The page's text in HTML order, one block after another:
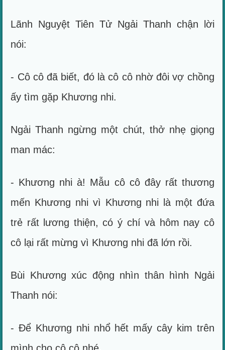
Lãnh Nguyệt Tiên Tử Ngải Thanh chận lời
nói:
- Cô cô đã biết, đó là cô cô nhờ đôi vợ chồng
ấy tìm gặp Khương nhi.
Ngải Thanh ngừng một chút, thở nhẹ giọng
man mác:
- Khương nhi à! Mẫu cô cô đây rất thương
mến Khương nhi vì Khương nhi là một đứa
trẻ rất lương thiện, có ý chí và hôm nay cô
cô lại rất mừng vì Khương nhi đã lớn rồi.
Bùi Khương xúc động nhìn thân hình Ngải
Thanh nói:
- Để Khương nhi nhổ hết mấy cây kim trên